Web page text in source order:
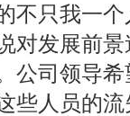
不只我一
对发展前
公司领导
些人员的